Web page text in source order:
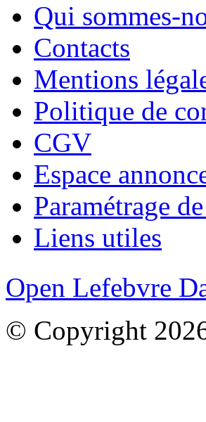
Qui sommes-
Contacts
Mentions
Politique de
CGV
Espace
Paramétrage
Liens utiles
Open Lefebvre
© Copyright